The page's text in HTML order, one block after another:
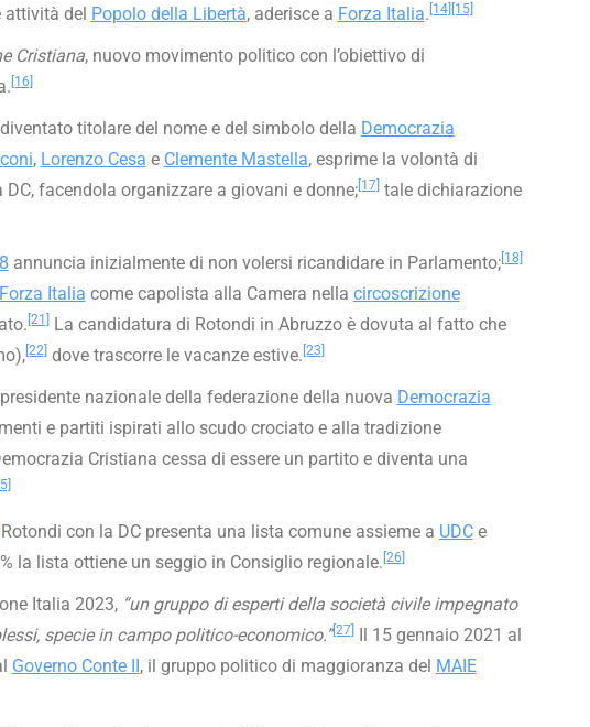
attività del Popolo della Libertà, aderisce a Forza Italia. [14] [15]
Cristiana, nuovo movimento politico con l’obiettivo di
[16]
titolare del nome e del simbolo della Democrazia
, Lorenzo Cesa e Clemente Mastella, esprime la volontà di
facendola organizzare a giovani e donne;[17]tale dichiarazione
annuncia inizialmente di non volersi ricandidare in Parlamento;[18]
Forza Italia come capolista alla Camera nella circoscrizione
[21] La candidatura di Rotondi in Abruzzo è dovuta al fatto che
[22]dove trascorre le vacanze estive. [23]
nazionale della federazione della nuova Democrazia
e partiti ispirati allo scudo crociato e alla tradizione
Cristiana cessa di essere un partito e diventa una
Rotondi con la DC presenta una lista comune assieme a UDCe
la lista ottiene un seggio in Consiglio regionale. [26]
Italia 2023, “un gruppo di esperti della società civile impegnato
specie in campo politico-economico.”[27]Il 15 gennaio 2021 al
Governo Conte II, il gruppo politico di maggioranza del MAIE